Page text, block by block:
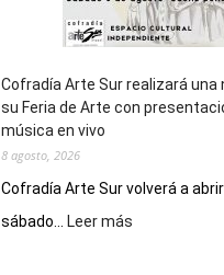
Cofradía Arte Sur realizará una
su Feria de Arte con
música en vivo
8 agosto, 2026
Cofradía Arte Sur volverá a
sábado...
Leer más